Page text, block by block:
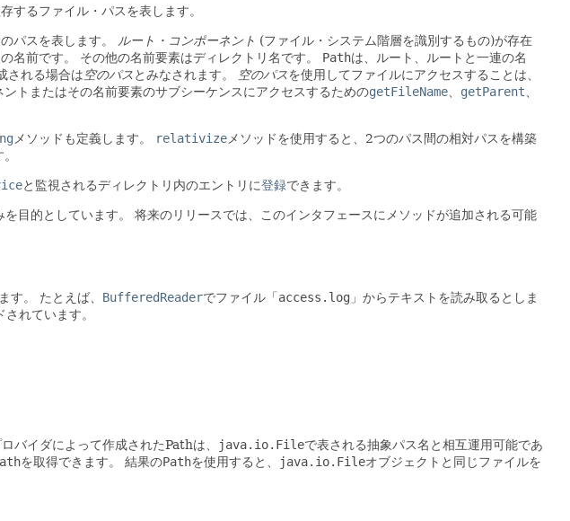
するファイル・パスを表します。
パスを表します。 ルート・コンポーネント (ファイル・システム階層を識別するもの)が存在
名前です。 その他の名前要素はディレクトリ名です。 Pathは、ルート、ルートと一連の名
される場合は空のパスとみなされます。 空のパスを使用してファイルにアクセスすることは、
ントまたはその名前要素のサブシーケンスにアクセスするためのgetFileName getParent
メソッドも定義します。 relativize メソッドを使用すると、2つのパス間の相対パスを構築
と監視されるディレクトリ内のエントリに登録できます。
目的としています。
将来のリリースでは、このインタフェースにメソッドが追加される可能
す。 たとえば、 BufferedReaderでファイル「 access.log 」からテキストを読み取るとしま
れています。
バイダによって作成されたPathは、 java.io.Fileで表される抽象パス名と相互運用可能であ
を取得できます。 結果のPathを使用すると、 java.io.Fileオブジェクトと同じファイルを